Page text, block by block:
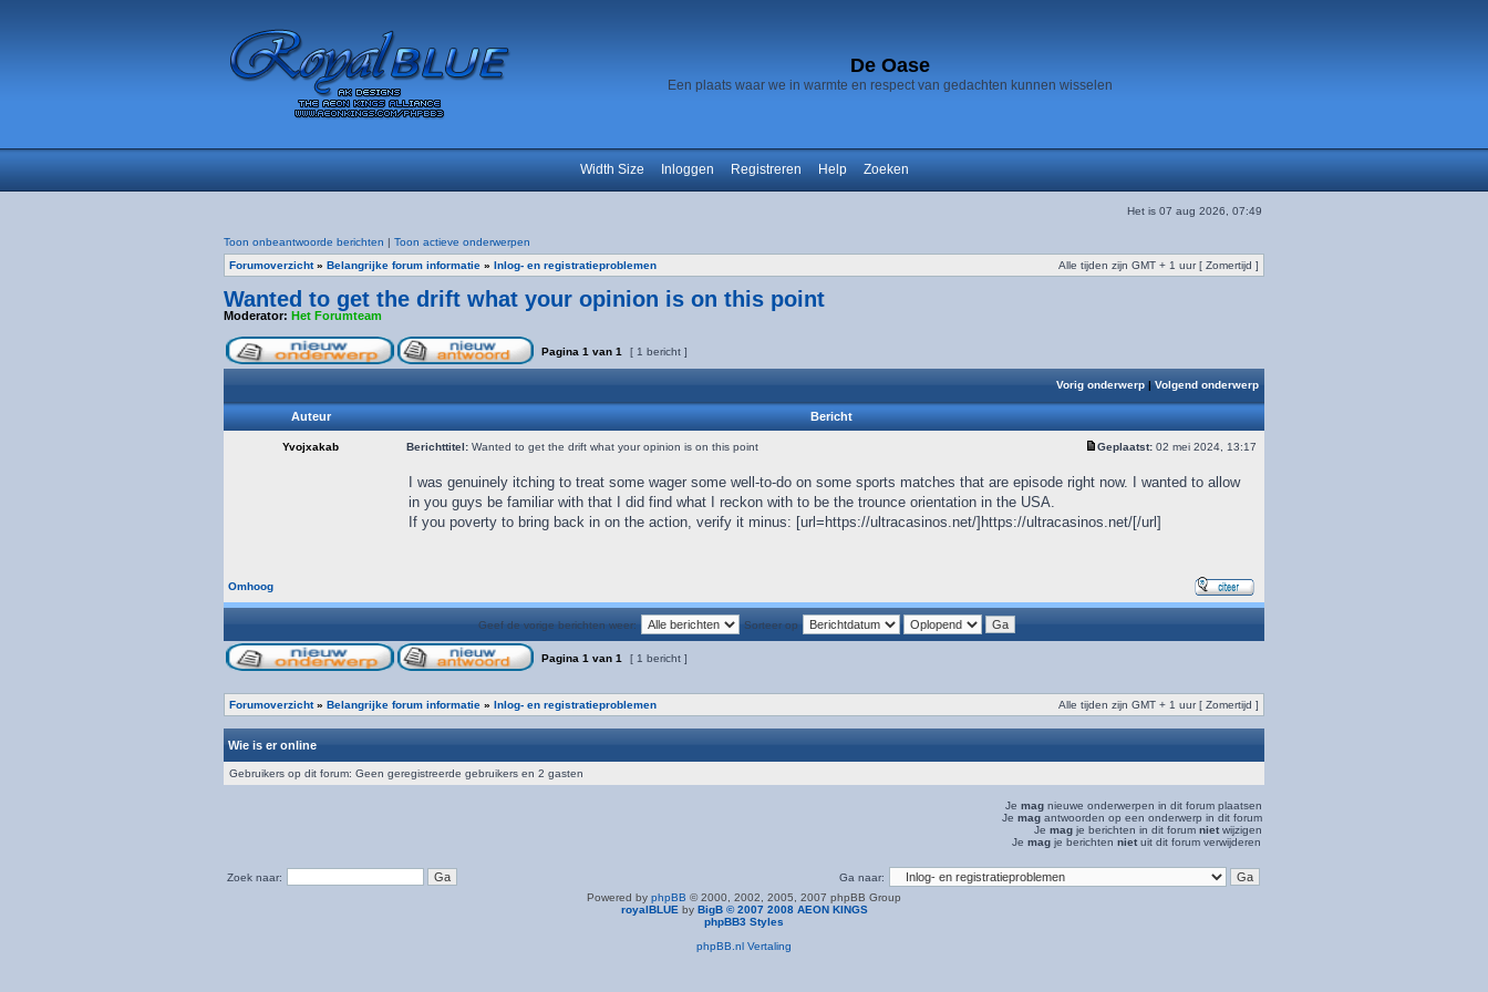
De Oase
Een plaats waar we in warmte en respect van gedachten kunnen wisselen
Width Size Inloggen Registreren Help Zoeken
Het is 07 aug 2026, 07:49
Toon onbeantwoorde berichten | Toon actieve onderwerpen
Forumoverzicht» Belangrijke forum informatie» Inlog- en registratieproblemen Alle tijden zijn GMT + 1 uur [ Zomertijd ]
Wanted to get the drift what your opinion is on this point
Moderator: Het Forumteam
Pagina 1 van 1 [ 1 bericht ]
Vorig onderwerp| Volgend onderwerp
Auteur Bericht
Yvojxakab Berichttitel:Wanted to get the drift what your opinion is on this point Geplaatst:02 mei 2024, 13:17
I was genuinely itching to treat some wager some well-to-do on some sports matches that are episode right now. I wanted to allow
in you guys be familiar with that I did find what I reckon with to be the trounce orientation in the USA.
If you poverty to bring back in on the action, verify it minus: [url=https://ultracasinos.net/]https://ultracasinos.net/[/url]
Omhoog
Geef de vorige berichten weer: Sorteer op
Pagina 1 van 1 [ 1 bericht ]
Forumoverzicht» Belangrijke forum informatie» Inlog- en registratieproblemen Alle tijden zijn GMT + 1 uur [ Zomertijd ]
Wie is er online
Gebruikers op dit forum: Geen geregistreerde gebruikers en 2 gasten
Je magnieuwe onderwerpen in dit forum plaatsen
Je magantwoorden op een onderwerp in dit forum
Je magje berichten in dit forum nietwijzigen
Je magje berichten nietuit dit forum verwijderen
Zoek naar:
Ga naar:
Powered by phpBB © 2000, 2002, 2005, 2007 phpBB Group
royalBLUE by BigB © 2007 2008 AEON KINGS
phpBB3 Styles
phpBB.nl Vertaling